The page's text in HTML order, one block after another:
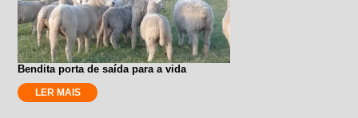
Bendita porta de saída para a vida
LER MAIS